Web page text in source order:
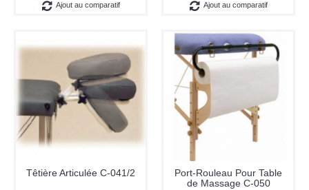
Ajout au comparatif
Ajout au comparatif
Têtière Articulée C-041/2
Port-Rouleau Pour Table
de Massage C-050